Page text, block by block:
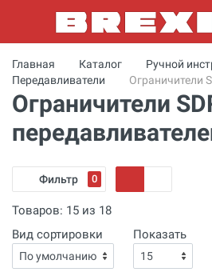
Главная Каталог
Ручной
Передавливатели
Ограничители
Ограничители
Фильтр 0
Товаров: 15 из 18
Вид сортировки
Показать